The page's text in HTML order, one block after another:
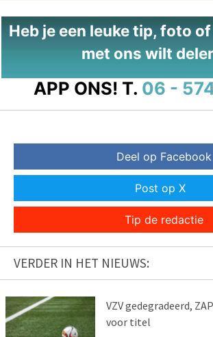
Heb je een leuke tip, foto
met ons wilt
APP ONS! T. 06 -
Deel op Facebook
Post op X
Tip de redactie
VERDER IN HET NIEUWS:
VZV gedegradeerd,
voor titel